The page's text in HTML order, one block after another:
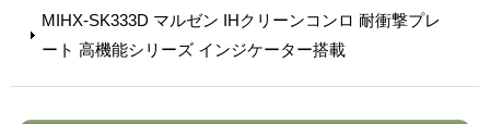
MIHX-SK333D マルゼン IHクリーンコンロ 耐衝撃プレ
ート 高機能シリーズ インジケーター搭載